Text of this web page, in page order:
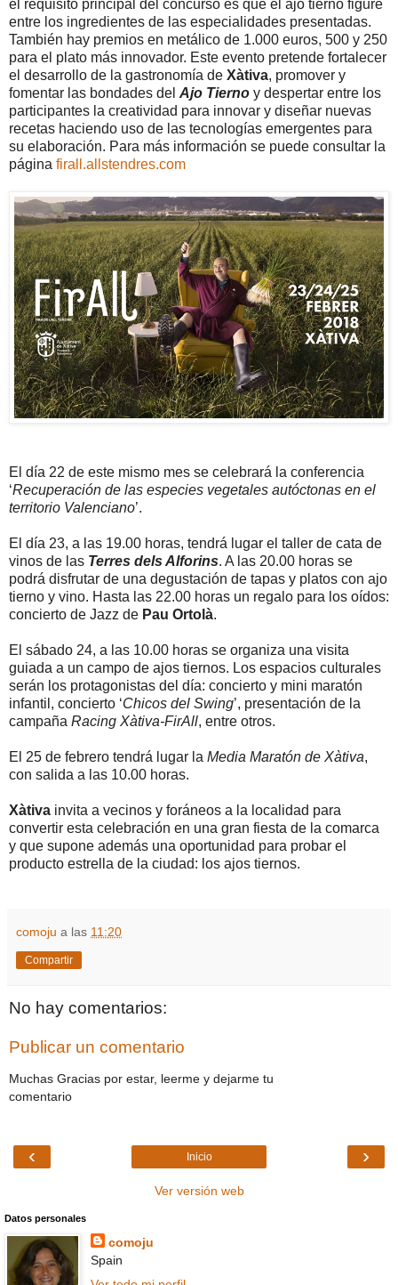
el requisito principal del concurso es que el ajo tierno figure
entre los ingredientes de las especialidades presentadas.
También hay premios en metálico de 1.000 euros, 500 y 250
para el plato más innovador. Este evento pretende fortalecer
el desarrollo de la gastronomía de Xàtiva, promover y
fomentar las bondades del Ajo Tierno y despertar entre los
participantes la creatividad para innovar y diseñar nuevas
recetas haciendo uso de las tecnologías emergentes para
su elaboración. Para más información se puede consultar la
página firall.allstendres.com
El día 22 de este mismo mes se celebrará la conferencia
‘Recuperación de las especies vegetales autóctonas en el
territorio Valenciano’.
El día 23, a las 19.00 horas, tendrá lugar el taller de cata de
vinos de las Terres dels Alforins. A las 20.00 horas se
podrá disfrutar de una degustación de tapas y platos con ajo
tierno y vino. Hasta las 22.00 horas un regalo para los oídos:
concierto de Jazz de Pau Ortolà.
El sábado 24, a las 10.00 horas se organiza una visita
guiada a un campo de ajos tiernos. Los espacios culturales
serán los protagonistas del día: concierto y mini maratón
infantil, concierto ‘Chicos del Swing’, presentación de la
campaña Racing Xàtiva-FirAll, entre otros.
El 25 de febrero tendrá lugar la Media Maratón de Xàtiva,
con salida a las 10.00 horas.
Xàtiva invita a vecinos y foráneos a la localidad para
convertir esta celebración en una gran fiesta de la comarca
y que supone además una oportunidad para probar el
producto estrella de la ciudad: los ajos tiernos.
comoju a las 11:20
Compartir
No hay comentarios:
Publicar un comentario
Muchas Gracias por estar, leerme y dejarme tu
comentario
‹ ›
Inicio
Ver versión web
Datos personales
comoju
Spain